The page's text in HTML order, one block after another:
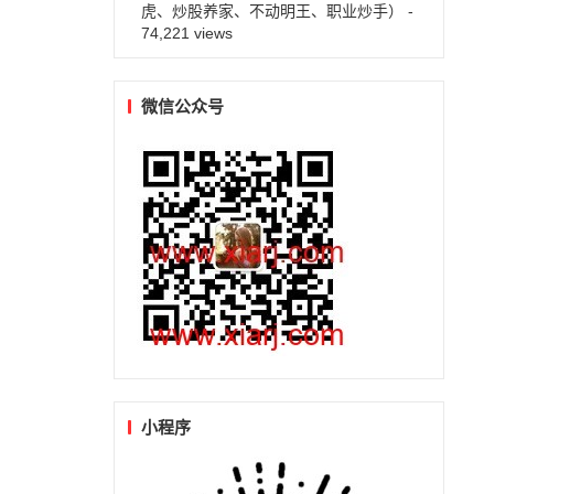
虎、炒股养家、不动明王、职业炒手）
-
74,221 views
微信公众号
小程序